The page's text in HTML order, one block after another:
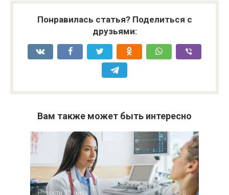
Понравилась статья? Поделиться с
друзьями:
Вам также может быть интересно
Новости 3D мира 0